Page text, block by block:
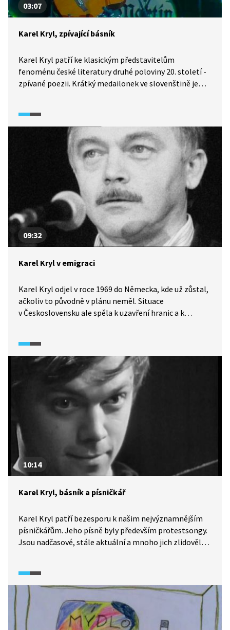
03:07
Karel Kryl, zpívající básník
Karel Kryl patří ke klasickým představitelům
fenoménu české literatury druhé poloviny 20. století -
zpívané poezii. Krátký medailonek ve slovenštině je
09:32
Karel Kryl v emigraci
Karel Kryl odjel v roce 1969 do Německa, kde už zůstal,
ačkoliv to původně v plánu neměl. Situace
v Československu ale spěla k uzavření hranic a k
v Rádiu Svobodná Evropa, kde bohužel nevyužili jeho
potenciálu ve sféře politiky a nabídli mu jen místo
sportovního redaktora – pravděpodobně i z důvodu
jeho složité a nesmlouvavé povahy a nechuti
podřizovat se.
10:14
Karel Kryl, básník a písničkář
Karel Kryl patří bezesporu k našim nejvýznamnějším
písničkářům. Jeho písně byly především protestsongy.
Jsou nadčasové, stále aktuální a mnoho jich zlidovělo.
kvalitu. Ze vzpomínek přátel se dozvíme něco o tom,
jak se k písničkám dostal a co ho v životě ovlivnilo.